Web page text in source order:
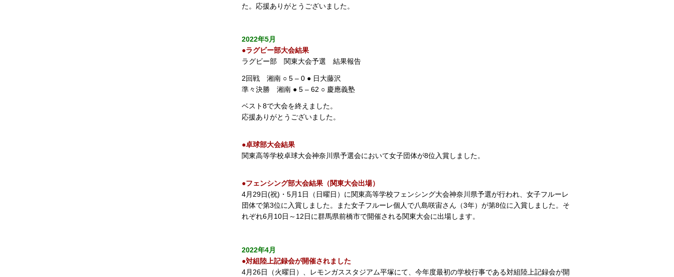
た。応援ありがとうございました。
2022年5月
●ラグビー部大会結果
ラグビー部 関東大会予選 結果報告
2回戦 湘南 ○ 5 – 0 ● 日大藤沢
準々決勝 湘南 ● 5 – 62 ○ 慶應義塾
ベスト8で大会を終えました。
応援ありがとうございました。
●卓球部大会結果
関東高等学校卓球大会神奈川県予選会において女子団体が8位入賞しました。
●フェンシング部大会結果（関東大会出場）
4月29日(祝)・5月1日（日曜日）に関東高等学校フェンシング大会神奈川県予選が行われ、女子フルーレ
団体で第3位に入賞しました。また女子フルーレ個人で八島咲宙さん（3年）が第8位に入賞しました。そ
れぞれ6月10日～12日に群馬県前橋市で開催される関東大会に出場します。
2022年4月
●対組陸上記録会が開催されました
4月26日（火曜日）、レモンガススタジアム平塚にて、今年度最初の学校行事である対組陸上記録会が開